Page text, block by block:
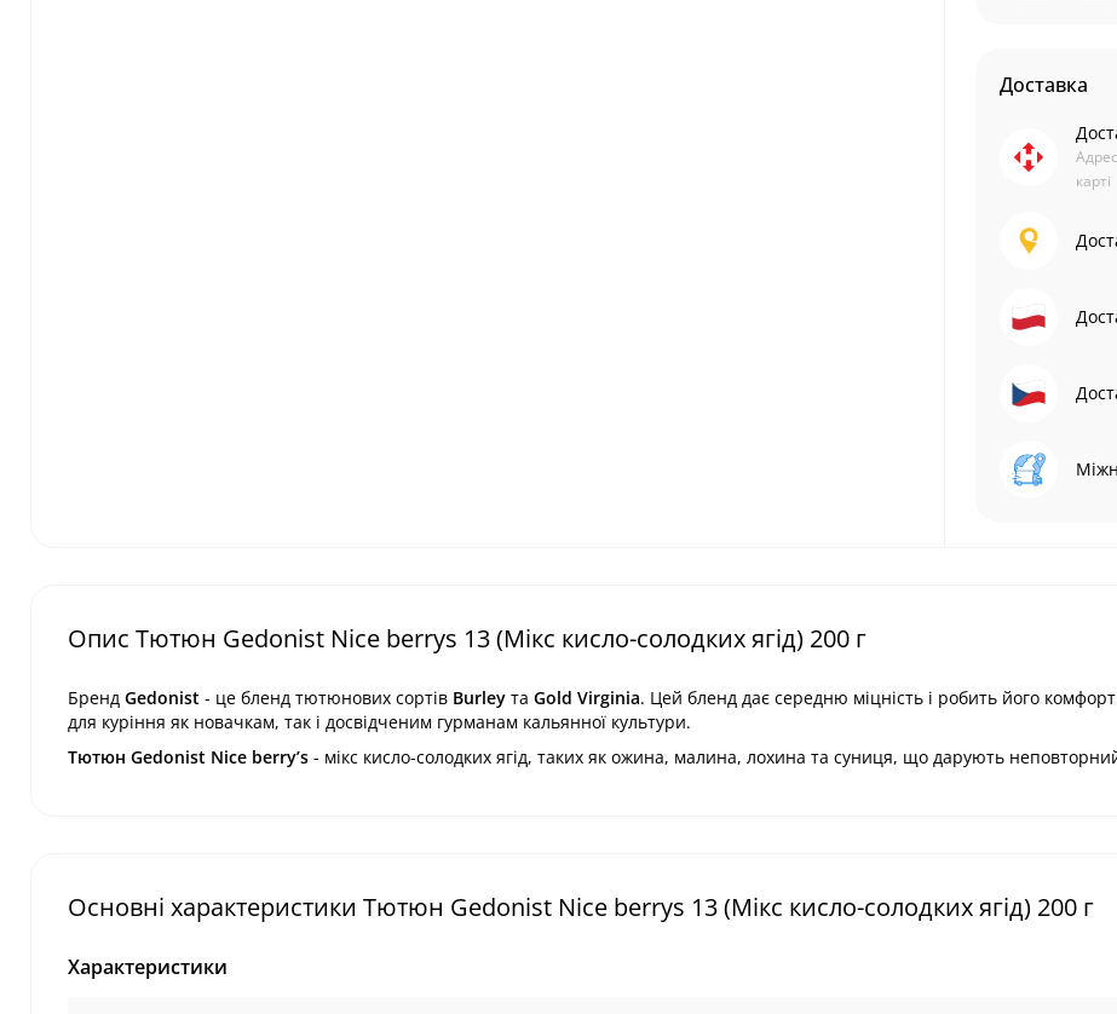
Доставка
карті
Опис Тютюн Gedonist Nice berrys 13 (Мікс кисло-солодких ягід) 200 г
Бренд Gedonist - це бленд тютюнових сортів Burley та Gold Virginia. Цей бленд дає середню міцність і робить його
для куріння як новачкам, так і досвідченим гурманам кальянної культури.
Тютюн Gedonist Nice berry’s - мікс кисло-солодких ягід, таких як ожина, малина, лохина та суниця, що дарують
Основні характеристики Тютюн Gedonist Nice berrys 13 (Мікс кисло-солодких ягід) 200 г
Характеристики